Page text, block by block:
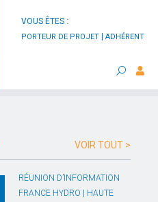
VOUS ÊTES :
PORTEUR DE PROJET ADHÉRENT
VOIR TOUT >
RÉUNION D’INFORMATION
FRANCE HYDRO | HAUTE